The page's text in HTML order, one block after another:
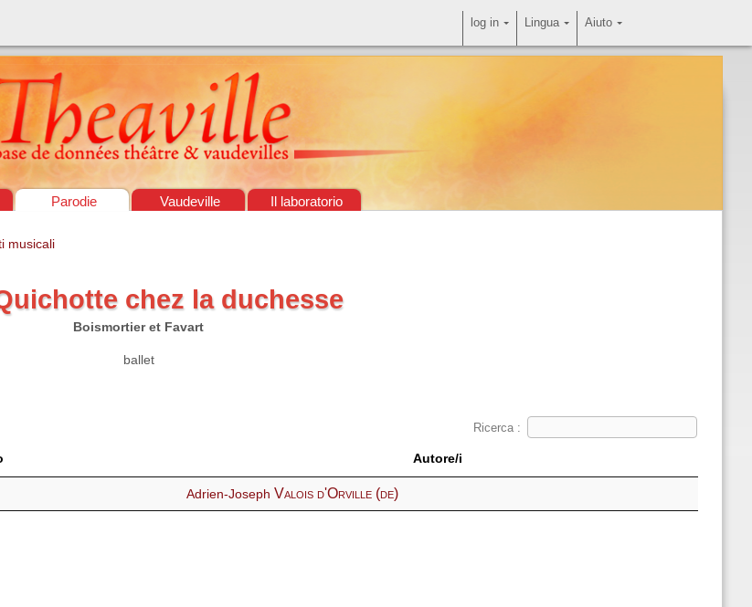
Parodie Vaudeville Il laboratorio
musicali
chez la duchesse
Boismortier et Favart
ballet
Ricerca :
Autore/i
Adrien-JosephValois d'Orville (de)
Aiuto
Lingua
log in